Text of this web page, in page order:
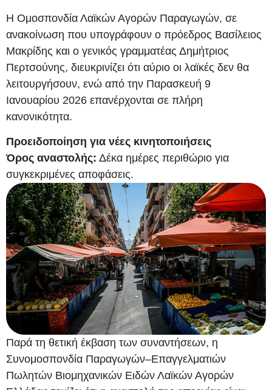
Η Ομοσπονδία Λαϊκών Αγορών Παραγωγών, σε
ανακοίνωση που υπογράφουν ο πρόεδρος Βασίλειος
Μακρίδης και ο γενικός γραμματέας Δημήτριος
Περτσούνης, διευκρινίζει ότι αύριο οι λαϊκές δεν θα
λειτουργήσουν, ενώ από την Παρασκευή 9
Ιανουαρίου 2026 επανέρχονται σε πλήρη
κανονικότητα.
Προειδοποίηση για νέες κινητοποιήσεις
Όρος αναστολής: Δέκα ημέρες περιθώριο για
συγκεκριμένες αποφάσεις.
Παρά τη θετική έκβαση των συναντήσεων, η
Συνομοσπονδία Παραγωγών–Επαγγελματιών
Πωλητών Βιομηχανικών Ειδών Λαϊκών Αγορών